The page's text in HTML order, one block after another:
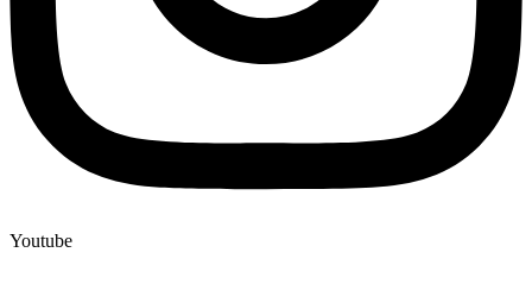
Youtube